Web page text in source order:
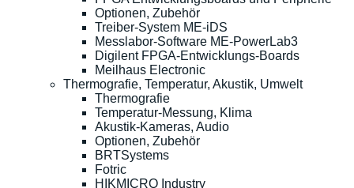
Optionen, Zubehör
Treiber-System ME-iDS
Messlabor-Software ME-PowerLab3
Digilent FPGA-Entwicklungs-Boards
Meilhaus Electronic
Thermografie, Temperatur, Akustik, Umwelt
Thermografie
Temperatur-Messung, Klima
Akustik-Kameras, Audio
Optionen, Zubehör
BRTSystems
Fotric
HIKMICRO Industry